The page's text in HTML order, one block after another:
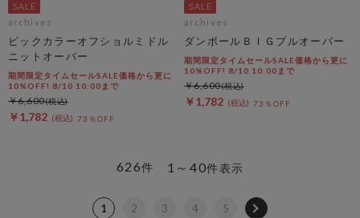
archives
ビックカラーオフショルミドル
ニットオーバー
期間限定タイムセールSALE価格から更に
10%OFF! 8/10 10:00まで
￥1,782 73％OFF
￥6,600
archives
ダンボールＢＩＧプルオーバー
期間限定タイムセールSALE価格から更に
10%OFF! 8/10 10:00まで
￥1,782 73％OFF
￥6,600
1～40件表示
626件
1 2 3 4 5